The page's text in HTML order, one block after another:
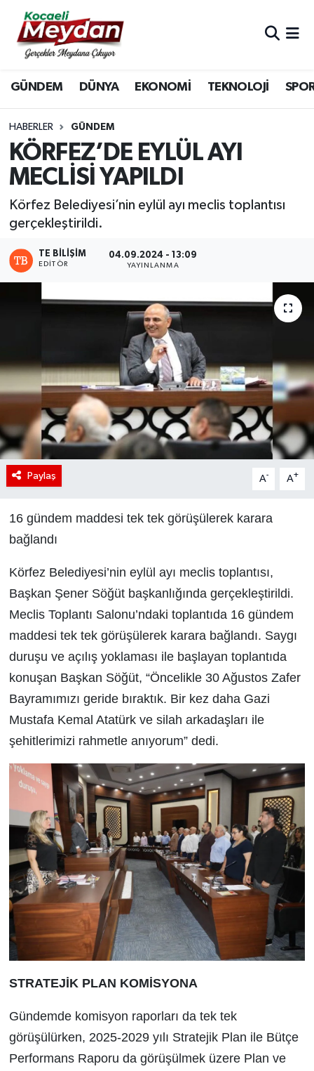
GÜNDEM DÜNYA EKONOMİ TEKNOLOJİ
HABERLER GÜNDEM
KÖRFEZ’DE EYLÜL AYI
MECLİSİ YAPILDI
Körfez Belediyesi’nin eylül ayı meclis toplantısı
gerçekleştirildi.
TE BILIŞIM
EDITÖR
04.09.2024 - 13:09
YAYINLANMA
Paylaş A- A+
16 gündem maddesi tek tek görüşülerek karara
bağlandı
Körfez Belediyesi’nin eylül ayı meclis toplantısı,
Başkan Şener Söğüt başkanlığında gerçekleştirildi.
Meclis Toplantı Salonu’ndaki toplantıda 16 gündem
maddesi tek tek görüşülerek karara bağlandı. Saygı
duruşu ve açılış yoklaması ile başlayan toplantıda
konuşan Başkan Söğüt, “Öncelikle 30 Ağustos Zafer
Bayramımızı geride bıraktık. Bir kez daha Gazi
Mustafa Kemal Atatürk ve silah arkadaşları ile
şehitlerimizi rahmetle anıyorum” dedi.
STRATEJİK PLAN KOMİSYONA
Gündemde komisyon raporları da tek tek
görüşülürken, 2025-2029 yılı Stratejik Plan ile Bütçe
Performans Raporu da görüşülmek üzere Plan ve
Nöbetçi Eczaneler
Hava Durumu
Trafik Durumu
Süper Lig Puan Durumu ve Fikstür
Son Dakika Haberleri
Haber Arşivi